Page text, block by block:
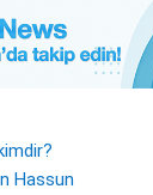
Hassun